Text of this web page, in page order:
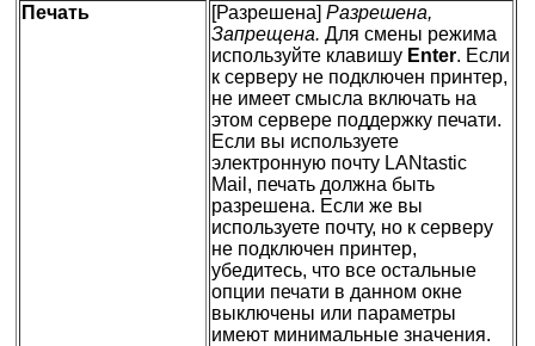
Печать [Разрешена] Разрешена,
Запрещена. Для смены режима
используйте клавишу Enter. Если
к серверу не подключен принтер,
не имеет смысла включать на
этом сервере поддержку печати.
Если вы используете
электронную почту LANtastic
Mail, печать должна быть
разрешена. Если же вы
используете почту, но к серверу
не подключен принтер,
убедитесь, что все остальные
опции печати в данном окне
выключены или параметры
имеют минимальные значения.